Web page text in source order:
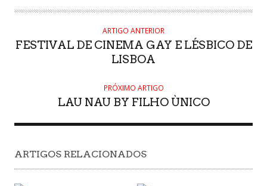
ARTIGO ANTERIOR
FESTIVAL DE CINEMA GAY E LÉSBICO DE
LISBOA
PRÓXIMO ARTIGO
LAU NAU BY FILHO ÙNICO
ARTIGOS RELACIONADOS